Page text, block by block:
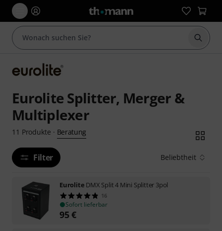
Suche
Eurolite Splitter, Merger &
Multiplexer
11 Produkte · Beratung
Filter Beliebtheit
Eurolite DMX Split 4 Mini Splitter 3pol
16
Sofort lieferbar
95€